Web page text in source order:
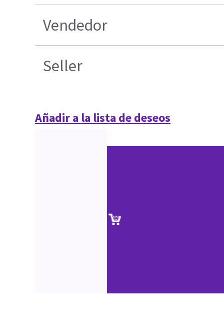
Vendedor
Seller
Añadir a la lista de deseos